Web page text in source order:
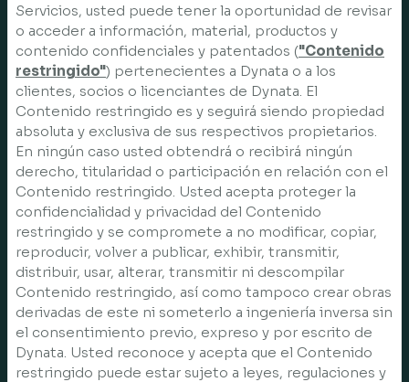
Servicios, usted puede tener la oportunidad de revisar
o acceder a información, material, productos y
contenido confidenciales y patentados ("Contenido
restringido") pertenecientes a Dynata o a los
clientes, socios o licenciantes de Dynata. El
Contenido restringido es y seguirá siendo propiedad
absoluta y exclusiva de sus respectivos propietarios.
En ningún caso usted obtendrá o recibirá ningún
derecho, titularidad o participación en relación con el
Contenido restringido. Usted acepta proteger la
confidencialidad y privacidad del Contenido
restringido y se compromete a no modificar, copiar,
reproducir, volver a publicar, exhibir, transmitir,
distribuir, usar, alterar, transmitir ni descompilar
Contenido restringido, así como tampoco crear obras
derivadas de este ni someterlo a ingeniería inversa sin
el consentimiento previo, expreso y por escrito de
Dynata. Usted reconoce y acepta que el Contenido
restringido puede estar sujeto a leyes, regulaciones y